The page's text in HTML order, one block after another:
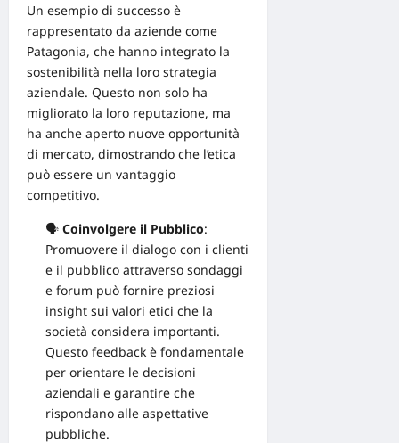
Un esempio di successo è
rappresentato da aziende come
Patagonia, che hanno integrato la
sostenibilità nella loro strategia
aziendale. Questo non solo ha
migliorato la loro reputazione, ma
ha anche aperto nuove opportunità
di mercato, dimostrando che l’etica
può essere un vantaggio
competitivo.
🗣️ Coinvolgere il Pubblico:
Promuovere il dialogo con i clienti
e il pubblico attraverso sondaggi
e forum può fornire preziosi
insight sui valori etici che la
società considera importanti.
Questo feedback è fondamentale
per orientare le decisioni
aziendali e garantire che
rispondano alle aspettative
pubbliche.